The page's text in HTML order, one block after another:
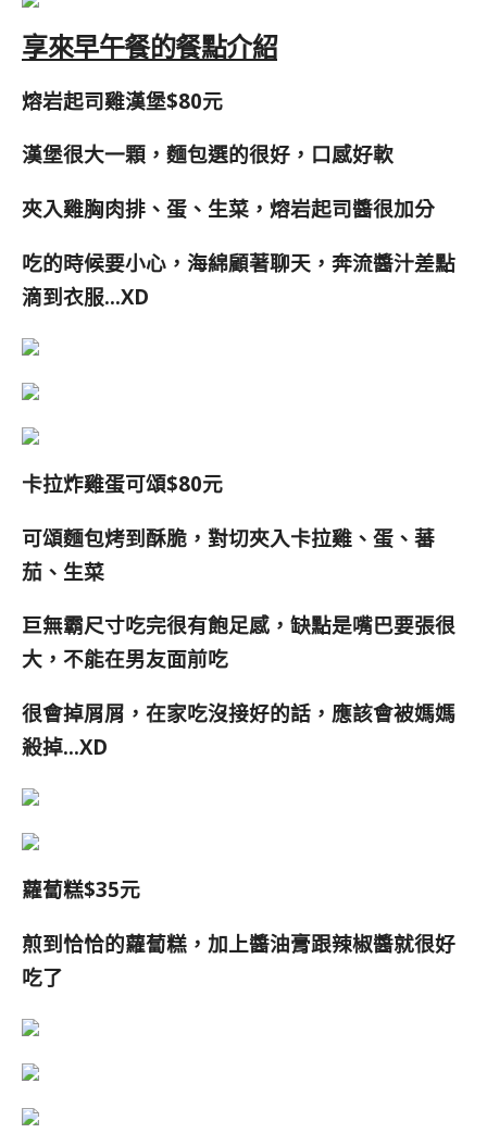
享來早午餐的餐點介紹
熔岩起司雞漢堡$80元
漢堡很大一顆，麵包選的很好，口感好軟
夾入雞胸肉排、蛋、生菜，熔岩起司醬很加分
吃的時候要小心，海綿顧著聊天， 奔流醬汁差點
滴到衣服…XD
卡拉炸雞蛋可頌$80元
可頌麵包烤到酥脆，對切夾入卡拉雞、蛋、蕃
茄、生菜
巨無霸尺寸吃完很有飽足感，缺點是嘴巴要張很
大，不能在男友面前吃
很會掉屑屑，在家吃沒接好的話，應該會被媽媽
殺掉…XD
蘿蔔糕$35元
煎到恰恰的蘿蔔糕，加上醬油膏跟辣椒醬就很好
吃了